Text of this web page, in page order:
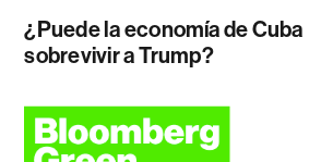
¿Puede la economía de Cuba
sobrevivir a Trump?